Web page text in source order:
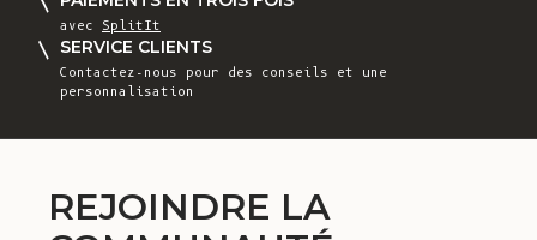
avec SplitIt
SERVICE CLIENTS
Contactez-nous pour des conseils et une
personnalisation
REJOINDRE LA